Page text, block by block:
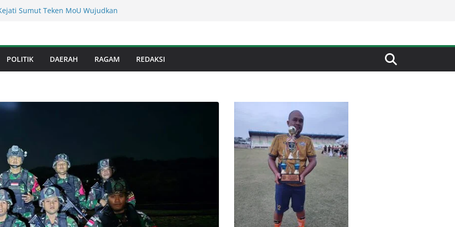
Binjai! Diduga Warga Resah Judi
: Warga Galang Nekat Bawa Ganja
Satresnarkoba Polresta Deliserdang
Dinas Perkimcikataru Paling Buruk, Plh
Sinergi dengan Kecamatan
POLITIK DAERAH RAGAM REDAKSI